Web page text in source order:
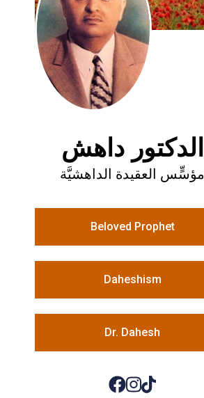
الدكتور داهش
مؤسٍّس العقيدة الداهشيَّة
Beloved Prophet
Daheshism
Dr. Dahesh